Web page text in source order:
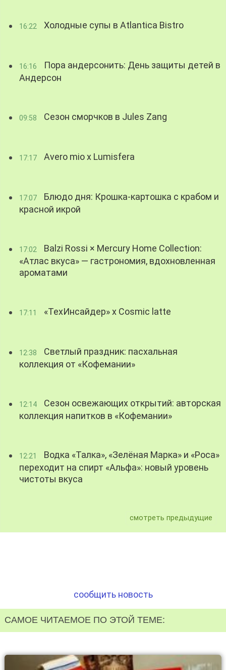
16:22 Холодные супы в Atlantica Bistro
16:16
Пора андерсонить: День защиты детей в
Андерсон
09:58 Сезон сморчков в Jules Zang
17:17 Avero mio x Lumisfera
17:07
Блюдо дня: Крошка-картошка с крабом и
красной икрой
17:02
Balzi Rossi × Mercury Home Collection:
«Атлас вкуса» — гастрономия, вдохновленная
ароматами
17:11 «ТехИнсайдер» х Cosmic latte
12:38
Светлый праздник: пасхальная
коллекция от «Кофемании»
12:14
Сезон освежающих открытий: авторская
коллекция напитков в «Кофемании»
12:21
Водка «Талка», «Зелёная Марка» и «Роса»
переходит на спирт «Альфа»: новый уровень
чистоты вкуса
смотреть предыдущие
сообщить новость
САМОЕ ЧИТАЕМОЕ ПО ЭТОЙ ТЕМЕ: